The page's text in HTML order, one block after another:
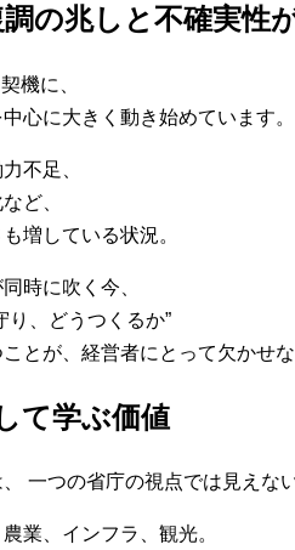
調の兆しと不確実性
機に、
心に大きく動き始めています。
不足、
ど、
増している状況。
時に吹く今、
り、どうつくるか”
とが、経営者にとって欠かせな
て学ぶ価値
一つの省庁の視点では見えな
業、インフラ、観光。